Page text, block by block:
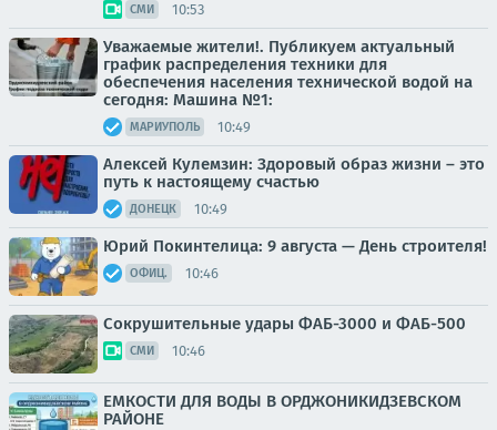
СМИ 10:53
Уважаемые жители!. Публикуем актуальный
график распределения техники для
обеспечения населения технической водой на
сегодня: Машина №1:
МАРИУПОЛЬ 10:49
Алексей Кулемзин: Здоровый образ жизни – это
путь к настоящему счастью
ДОНЕЦК 10:49
Юрий Покинтелица: 9 августа — День строителя!
ОФИЦ. 10:46
Сокрушительные удары ФАБ-3000 и ФАБ-500
СМИ 10:46
ЕМКОСТИ ДЛЯ ВОДЫ В ОРДЖОНИКИДЗЕВСКОМ
РАЙОНЕ